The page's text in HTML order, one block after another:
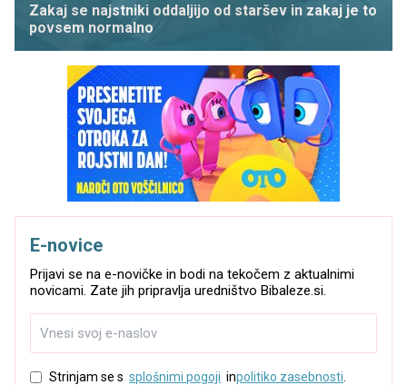
Zakaj se najstniki oddaljijo od staršev in zakaj je to
povsem normalno
E-novice
Prijavi se na e-novičke in bodi na tekočem z aktualnimi
novicami. Zate jih pripravlja uredništvo Bibaleze.si.
Strinjam se s splošnimi pogoji inpolitiko zasebnosti